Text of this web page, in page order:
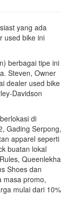
yang ada
used bike ini
berbagai tipe ini
Steven, Owner
dealer used bike
Davidson
di
Gading Serpong,
apparel seperti
buatan lokal
Queenlekha
Shoes dan
masa promo,
mulai dari 10%